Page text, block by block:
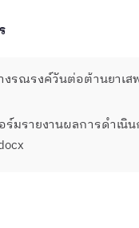
งรณรงค์วันต่อต้านยาเ
ร์มรายงานผลการดำเนิ